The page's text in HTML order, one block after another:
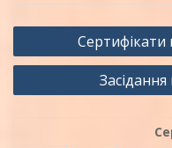
Навігація
записів
Сертифікати
Засідання